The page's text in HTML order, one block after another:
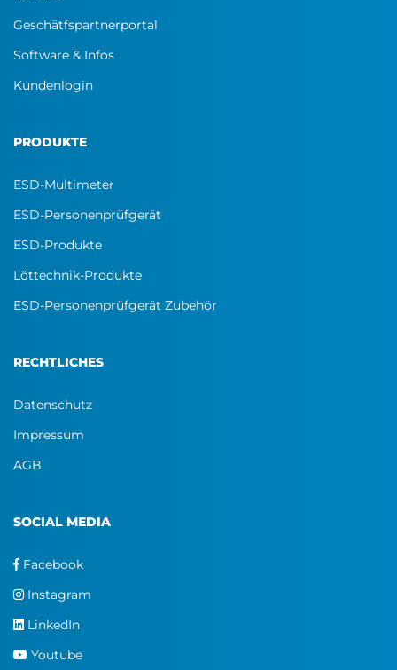
Geschätfspartnerportal
Software & Infos
Kundenlogin
PRODUKTE
ESD-Multimeter
ESD-Personenprüfgerät
ESD-Produkte
Löttechnik-Produkte
ESD-Personenprüfgerät Zubehör
RECHTLICHES
Datenschutz
Impressum
AGB
SOCIAL MEDIA
Facebook
Instagram
LinkedIn
Youtube